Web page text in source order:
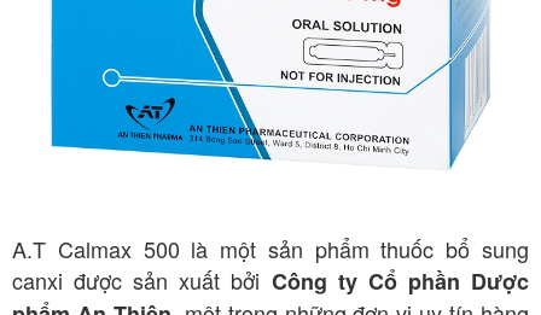
A.T Calmax 500 là một sản phẩm thuốc bổ sung
canxi được sản xuất bởi Công ty Cổ phần Dược